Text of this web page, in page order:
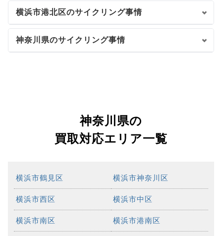
横浜市港北区のサイクリング事情
神奈川県のサイクリング事情
神奈川県の
買取対応エリア一覧
横浜市鶴見区 横浜市神奈川区
横浜市西区 横浜市中区
横浜市南区 横浜市港南区